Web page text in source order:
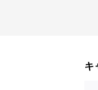
キ